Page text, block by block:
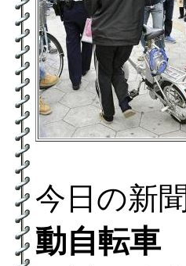
今日の新
動自転車